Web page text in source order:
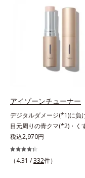
(*5)。*1 テトラ2-ヘキシル
アスコルビル、天然ビタミ
ド、スフィンゴ糖脂質*2
うるおいによりキメを整え
目立たなくする*4 洗浄によ
の除去*5 すべての方に皮膚
ての人に皮膚刺激がおきな
わけではありません）
唇への密着感を高め色持ち
るおいのあるふっくらとし
けたての鮮やかな発色を両
す。マスクオフの瞬間も、
を惹く唇に。* シリカ、水
シリル化シリカ、BG、ペン
アイゾーンチューナー
デジタルダメージ(*1)に負
目元周りの青クマ(*2)・く
(*3)・乾燥をケアする目元
ック状美容液。目元周りに
る青クマ(*2)・くすみ(*3)・
税込2,970円
（4.31 /332件）